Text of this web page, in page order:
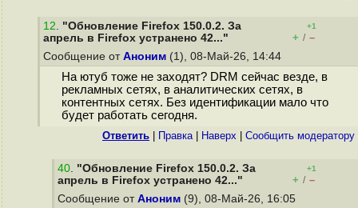
12. "Обновление Firefox 150.0.2. За
апрель в Firefox устранено 42..."
+1
+ / –
Сообщение от Аноним (1), 08-Май-26, 14:44
На ютуб тоже не заходят? DRM сейчас везде, в
рекламных сетях, в аналитических сетях, в
контентных сетях. Без идентификации мало что
будет работать сегодня.
Ответить Правка| Наверх Cообщить модератору
40. "Обновление Firefox 150.0.2. За
апрель в Firefox устранено 42..."
+1
+ / –
Сообщение от Аноним (9), 08-Май-26, 16:05